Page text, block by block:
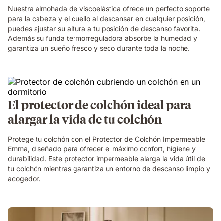
Nuestra almohada de viscoelástica ofrece un perfecto soporte
para la cabeza y el cuello al descansar en cualquier posición,
puedes ajustar su altura a tu posición de descanso favorita.
Además su funda termorreguladora absorbe la humedad y
garantiza un sueño fresco y seco durante toda la noche.
El protector de colchón ideal para
alargar la vida de tu colchón
Protege tu colchón con el Protector de Colchón Impermeable
Emma, diseñado para ofrecer el máximo confort, higiene y
durabilidad. Este protector impermeable alarga la vida útil de
tu colchón mientras garantiza un entorno de descanso limpio y
acogedor.